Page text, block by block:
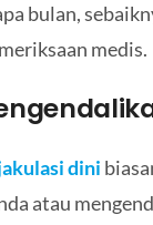
bulan,
medis.
dini
atau